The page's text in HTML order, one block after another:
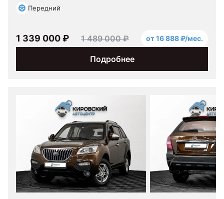
Передний
Подробнее
1 339 000 ₽ 1 489 000 ₽ от 16 888 ₽/мес.